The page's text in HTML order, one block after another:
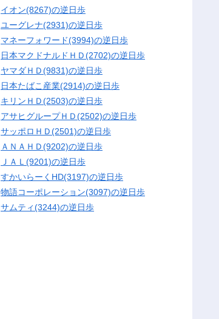
イオン(8267)の逆日歩
ユーグレナ(2931)の逆日歩
マネーフォワード(3994)の逆日歩
日本マクドナルドＨＤ(2702)の逆日歩
ヤマダＨＤ(9831)の逆日歩
日本たばこ産業(2914)の逆日歩
キリンＨＤ(2503)の逆日歩
アサヒグループＨＤ(2502)の逆日歩
サッポロＨＤ(2501)の逆日歩
ＡＮＡＨＤ(9202)の逆日歩
ＪＡＬ(9201)の逆日歩
すかいらーくHD(3197)の逆日歩
物語コーポレーション(3097)の逆日歩
サムティ(3244)の逆日歩